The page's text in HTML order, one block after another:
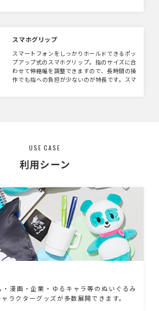
スマホグリップ
スマートフォンをしっかりホールドできるポッ
プアップ式のスマホグリップ。指のサイズに合
わせて伸縮幅を調整できますので、長時間の操
作でも指への負担が少ないのが特長です。スマ
USE CASE
利用シーン
・漫画・企業・ゆるキャラ等のぬいぐるみ
ラクターグッズが多数展開できます。